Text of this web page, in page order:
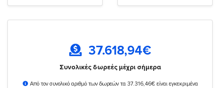
37.618,94€
Συνολικές δωρεές μέχρι σήμερα
Από τον συνολικό αριθμό των δωρεών τα 37.316,46€ είναι εγκεκριμένα